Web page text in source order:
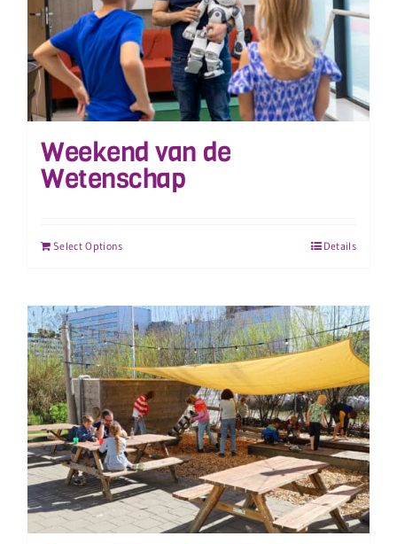
Weekend van de
Wetenschap
Select Options Details